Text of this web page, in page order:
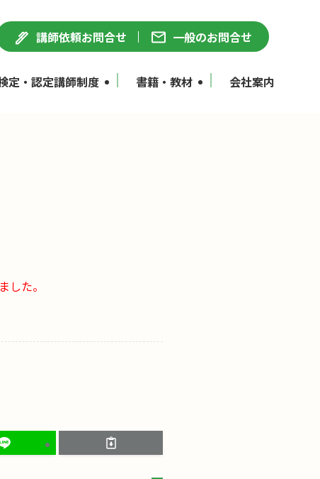
講師依頼お問合せ 一般のお問合せ
定・認定講師制度 書籍・教材 会社案内
た。